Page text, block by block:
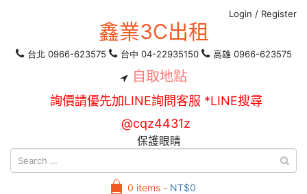
Login / Register
鑫業3C出租
台北 0966-623575 台中 04-22935150 高雄 0966-623575
自取地點
詢價請優先加LINE詢問客服 *LINE搜尋
@cqz4431z
保護眼睛
0 items - NT$0